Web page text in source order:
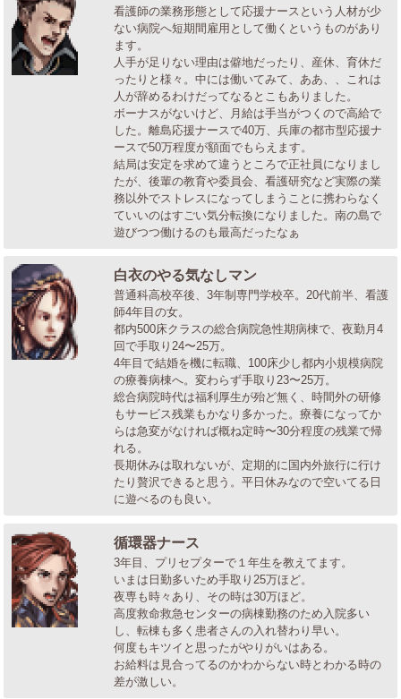
看護師の業務形態として応援ナースという人材が少
ない病院へ短期間雇用として働くというものがあり
ます。
人手が足りない理由は僻地だったり、産休、育休だ
ったりと様々。中には働いてみて、ああ、、これは
人が辞めるわけだってなるとこもありました。
ボーナスがないけど、月給は手当がつくので高給で
した。離島応援ナースで40万、兵庫の都市型応援ナ
ースで50万程度が額面でもらえます。
結局は安定を求めて違うところで正社員になりまし
たが、後輩の教育や委員会、看護研究など実際の業
務以外でストレスになってしまうことに携わらなく
ていいのはすごい気分転換になりました。南の島で
遊びつつ働けるのも最高だったなぁ
白衣のやる気なしマン
普通科高校卒後、3年制専門学校卒。20代前半、看護
師4年目の女。
都内500床クラスの総合病院急性期病棟で、夜勤月4
回で手取り24〜25万。
4年目で結婚を機に転職、100床少し都内小規模病院
の療養病棟へ。変わらず手取り23〜25万。
総合病院時代は福利厚生が殆ど無く、時間外の研修
もサービス残業もかなり多かった。療養になってか
らは急変がなければ概ね定時〜30分程度の残業で帰
れる。
長期休みは取れないが、定期的に国内外旅行に行け
たり贅沢できると思う。平日休みなので空いてる日
に遊べるのも良い。
循環器ナース
3年目、プリセプターで１年生を教えてます。
いまは日勤多いため手取り25万ほど。
夜専も時々あり、その時は30万ほど。
高度救命救急センターの病棟勤務のため入院多い
し、転棟も多く患者さんの入れ替わり早い。
何度もキツイと思ったがやりがいはある。
お給料は見合ってるのかわからない時とわかる時の
差が激しい。